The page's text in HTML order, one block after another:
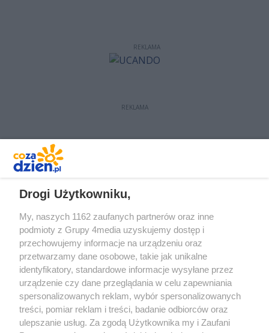
REKLAMA
REKLAMA
Prywatność Reklama Redakcja Praca Kielce
Drogi Użytkowniku,
My, naszych 1162 zaufanych partnerów oraz inne
podmioty z Grupy 4media uzyskujemy dostęp i
przechowujemy informacje na urządzeniu oraz
przetwarzamy dane osobowe, takie jak unikalne
identyfikatory, standardowe informacje wysyłane przez
urządzenie czy dane przeglądania w celu zapewniania
spersonalizowanych reklam, wybór spersonalizowanych
treści, pomiar reklam i treści, badanie odbiorców oraz
ulepszanie usług. Za zgodą Użytkownika my i Zaufani